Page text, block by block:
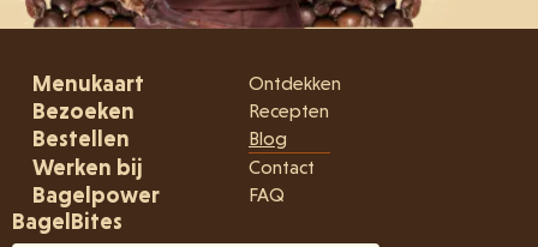
Menukaart
Bezoeken
Bestellen
Werken bij
Bagelpower
Ontdekken
Recepten
Blog
Contact
FAQ
BagelBites